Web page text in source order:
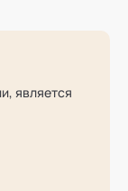
является